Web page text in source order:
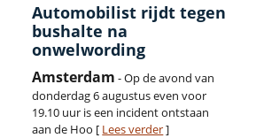
Automobilist rijdt tegen
bushalte na
onwelwording
Amsterdam - Op de avond van
donderdag 6 augustus even voor
19.10 uur is een incident ontstaan
aan de Hoo [ Lees verder]